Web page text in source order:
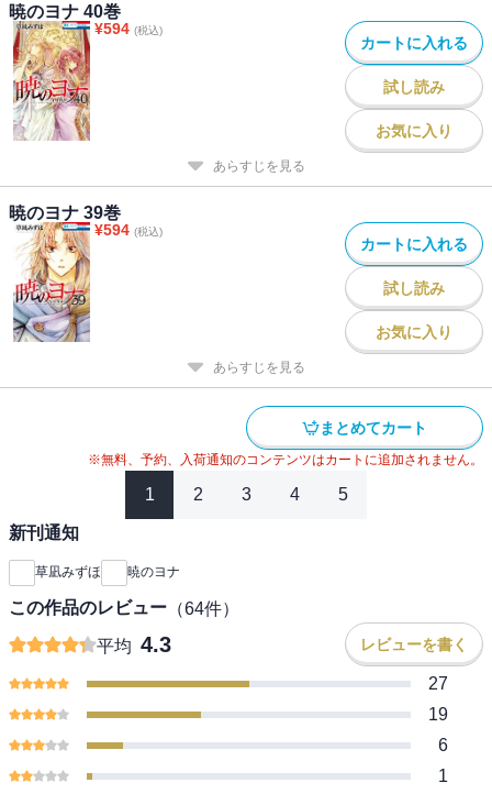
暁のヨナ 40巻
¥594 (税込)
カートに入れる
試し読み
お気に入り
あらすじを見る
暁のヨナ 39巻
¥594 (税込)
カートに入れる
試し読み
お気に入り
あらすじを見る
まとめてカート
※無料、予約、入荷通知のコンテンツはカートに追加されません。
1 2 3 4 5
新刊通知
草凪みずほ 暁のヨナ
この作品のレビュー （64件）
平均 4.3 レビューを書く
27
19
6
1